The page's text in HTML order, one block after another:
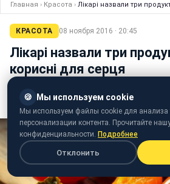
Главная › Красота › Лікарі назвали три
КРАСОТА 08 ноября 2016 · 20:45
Лікарі назвали три
корисні для серця
На думку медиків, хурма, шоколад
допоможуть зберегти серце
🍪 Мы используем cookie
Мы используем файлы cookie для анализа
персонализации контента. Прочитайте
конфиденциальности. Подробнее
Отклонить